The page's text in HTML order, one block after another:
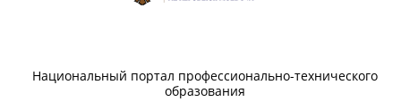
Национальный портал профессионально-технического
образования